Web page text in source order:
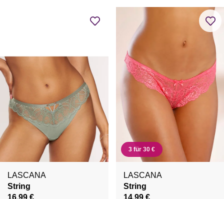
LASCANA
String
16,99 €
3 für 30 €
LASCANA
String
14,99 €